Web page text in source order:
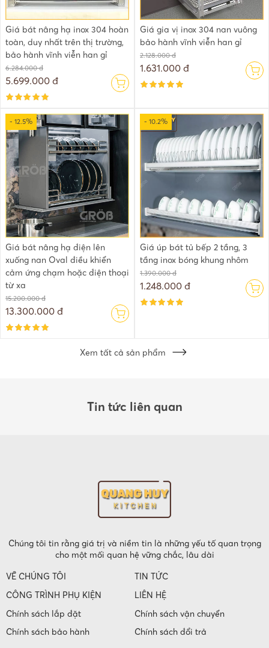
Giá bát nâng hạ inox 304 hoàn
toàn, duy nhất trên thị trường,
bảo hành vĩnh viễn han gỉ
6.284.000 đ
5.699.000 đ
Giá gia vị inox 304 nan vuông
bảo hành vĩnh viễn han gỉ
2.128.000 đ
1.631.000 đ
- 12.5%
Giá bát nâng hạ điện lên
xuống nan Oval điều khiển
cảm ứng chạm hoặc điện thoại
từ xa
15.200.000 đ
13.300.000 đ
- 10.2%
Giá úp bát tủ bếp 2 tầng, 3
tầng inox bóng khung nhôm
1.390.000 đ
1.248.000 đ
Xem tất cả sản phẩm
Tin tức liên quan
Chúng tôi tin rằng giá trị và niềm tin là những yếu tố quan trọng
cho một mối quan hệ vững chắc, lâu dài
VỀ CHÚNG TÔI
TIN TỨC
CÔNG TRÌNH PHỤ KIỆN
LIÊN HỆ
Chính sách lắp đặt
Chính sách vận chuyển
Chính sách bảo hành
Chính sách đổi trả